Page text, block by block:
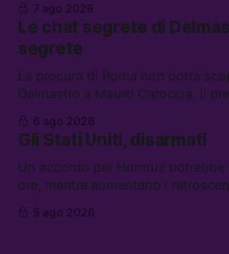
lavoro, Schlein prova a mettere in
che cos’è lo “Spiralismo,” la
7 ago 2026
Le chat segrete di
segrete
La procura di Roma non potrà
Delmastro a Mauro Caroccia, il
attacchi in Libano, il governo
flessibilità in armi e energia, e
abbandonata
6 ago 2026
Gli Stati Uniti, disarmati
Un accordo per Hormuz
ore, mentre aumentano i
chi aspetta i dispersi di Ceuta, il
5 ago 2026